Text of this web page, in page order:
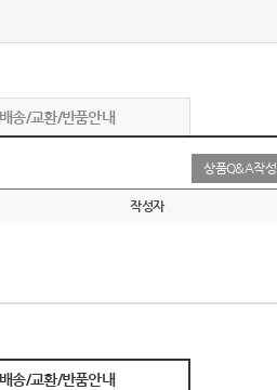
배송/교환/반품안내
상품Q&A작성
작성자
배송/교환/반품안내